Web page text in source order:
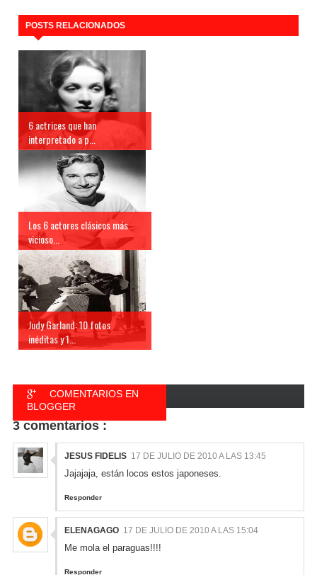
POSTS RELACIONADOS
6 actrices que han
interpretado a p...
Los 6 actores clásicos más
vicioso...
Judy Garland: 10 fotos
inéditas y 1...
COMENTARIOS EN
BLOGGER
FACEBOOK
3 comentarios :
JESUS FIDELIS 17 DE JULIO DE 2010 A LAS 13:45
Jajajaja, están locos estos japoneses.
Responder
ELENAGAGO 17 DE JULIO DE 2010 A LAS 15:04
Me mola el paraguas!!!!
Responder